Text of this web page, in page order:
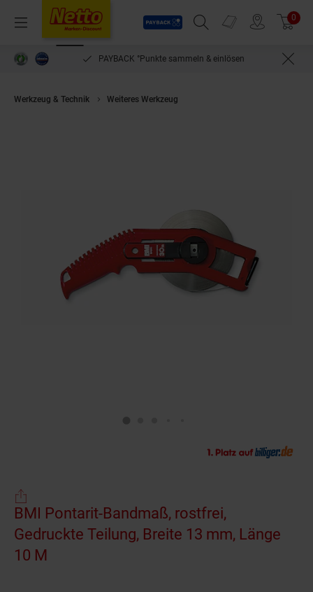
Menü
Payback
Suchfeld einblenden
Prospekte 0
PAYBACK °Punkte sammeln & einlösen
Werkzeug & Technik Weiteres Werkzeug
BMI Pontarit-Bandmaß, rostfrei,
Gedruckte Teilung, Breite 13 mm, Länge
10 M